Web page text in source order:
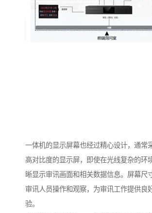
一体机的显示屏幕也经过精心设计，通常
高对比度的显示屏，即使在光线复杂的环
晰显示审讯画面和相关数据信息。屏幕尺
审讯人员操作和观察，为审讯工作提供良
验。​